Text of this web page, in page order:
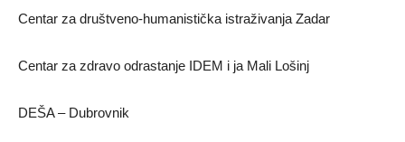
Centar za društveno-humanistička istraživanja Zadar
Centar za zdravo odrastanje IDEM i ja Mali Lošinj
DEŠA – Dubrovnik